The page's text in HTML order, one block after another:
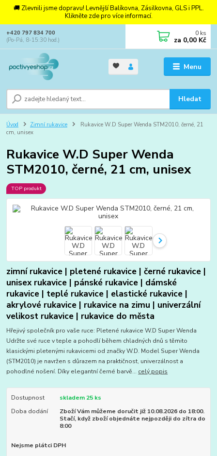
🚚 Zlevnili jsme dopravu! Levnější Balíkovna, Zásilkovna, GLS i PPL.
Klikněte zde pro více informací.
Menu
Hledat
+420 797 834 700
(Po-Pá, 8-15:30 hod.)
0 ks
za 0,00 Kč
Úvod Zimní rukavice
Rukavice W.D Super Wenda STM2010, černé, 21
cm, unisex
Rukavice W.D Super Wenda
STM2010, černé, 21 cm, unisex
TOP produkt
zimní rukavice | pletené rukavice | černé rukavice |
unisex rukavice | pánské rukavice | dámské
rukavice | teplé rukavice | elastické rukavice |
akrylové rukavice | rukavice na zimu | univerzální
velikost rukavice | rukavice do města
Hřejivý společník pro vaše ruce: Pletené rukavice W.D Super Wenda
Udržte své ruce v teple a pohodlí během chladných dnů s těmito
klasickými pletenými rukavicemi od značky W.D. Model Super Wenda
(STM2010) je navržen s důrazem na praktičnost, univerzálnost a
pohodlné nošení. Díky elegantní černé barvě... celý popis
Dostupnost
skladem 25 ks
Doba dodání
Zboží Vám můžeme doručit již 10.08.2026 do 18:00.
Stačí, když zboží objednáte nejpozději do zítra do
8:00
Nejsme plátci DPH